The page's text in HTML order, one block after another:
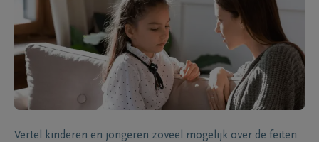
Vertel kinderen en jongeren zoveel mogelijk over de feiten